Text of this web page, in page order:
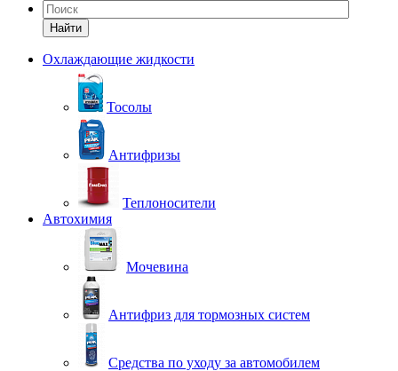
Найти
Охлаждающие жидкости
Тосолы
Антифризы
Теплоносители
Автохимия
Мочевина
Антифриз для тормозных систем
Средства по уходу за автомобилем